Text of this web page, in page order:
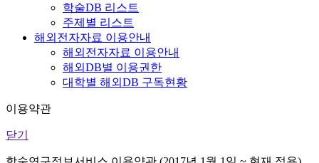
학술DB 리스트
주제별 리스트
해외전자자료 이용안내
해외전자자료 이용안내
해외DB별 이용권한
대학별 해외DB 구독현황
이용약관
닫기